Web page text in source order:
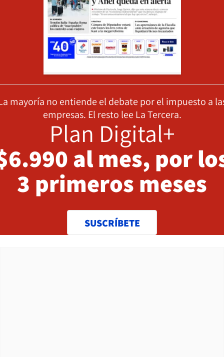
mayoría no entiende el debate por el impuesto a
empresas. El resto lee La Tercera.
Plan Digital+
al mes, por
3 primeros meses
SUSCRÍBETE